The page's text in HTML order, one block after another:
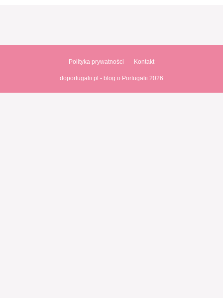
Polityka prywatności Kontakt
doportugalii.pl - blog o Portugalii 2026